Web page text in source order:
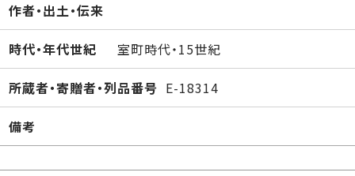
作者・出土・伝来
時代・年代世紀 室町時代・15世紀
所蔵者・寄贈者・列品番号 E-18314
備考